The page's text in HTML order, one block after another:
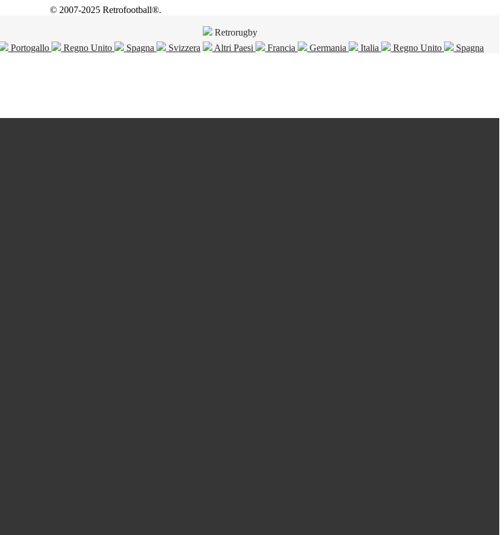
© 2007-2025 Retrofootball®.
Portogallo Regno Unito Spagna Svizzera
Retrorugby
Altri Paesi
Francia Germania Italia Regno Unito
Spagna